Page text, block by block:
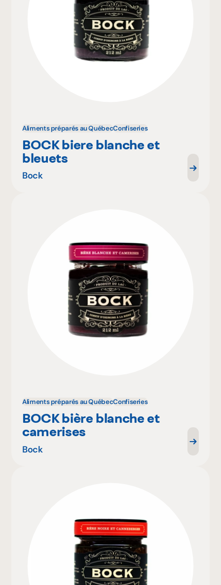
Aliments préparés au QuébecConfiseries
BOCK biere blanche et
bleuets
Bock
Aliments préparés au QuébecConfiseries
BOCK bière blanche et
camerises
Bock